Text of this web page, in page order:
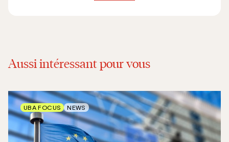
Aussi intéressant pour vous
UBA FOCUS NEWS